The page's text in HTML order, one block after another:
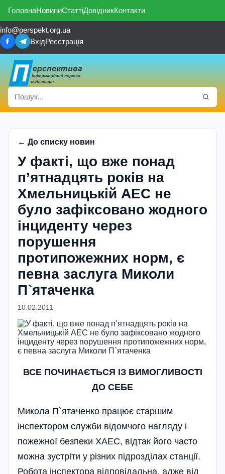
ГоловнаНовиниСтаттіДовідникКонтакти
info@perspekt.org.ua
ВхідРеєстрація
← До списку новин
У факті, що вже понад
п’ятнадцять років на
Хмельницькій АЕС не
було за­фіксовано жодного
інциденту через
порушення
протипожежних норм, є
певна заслуга Миколи
П`ятаченка
10.02.2011
ВСЕ ПОЧИНАЄТЬСЯ ІЗ ВИМОГЛИВОСТІ
ДО СЕБЕ
Микола П`ятаченко працює старшим
інспектором служби відомчого нагляду і
пожежної безпеки ХАЕС, відтак його часто
можна зустріти у різних підрозділах станції.
Робота інспектора відпові­дальна, адже від